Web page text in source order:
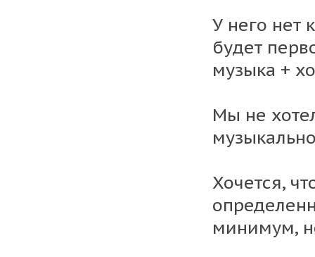
У него нет
будет
музыка +
Мы не
Хочется,
минимум,